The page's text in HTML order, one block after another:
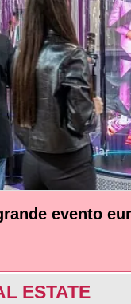
evento
ESTATE